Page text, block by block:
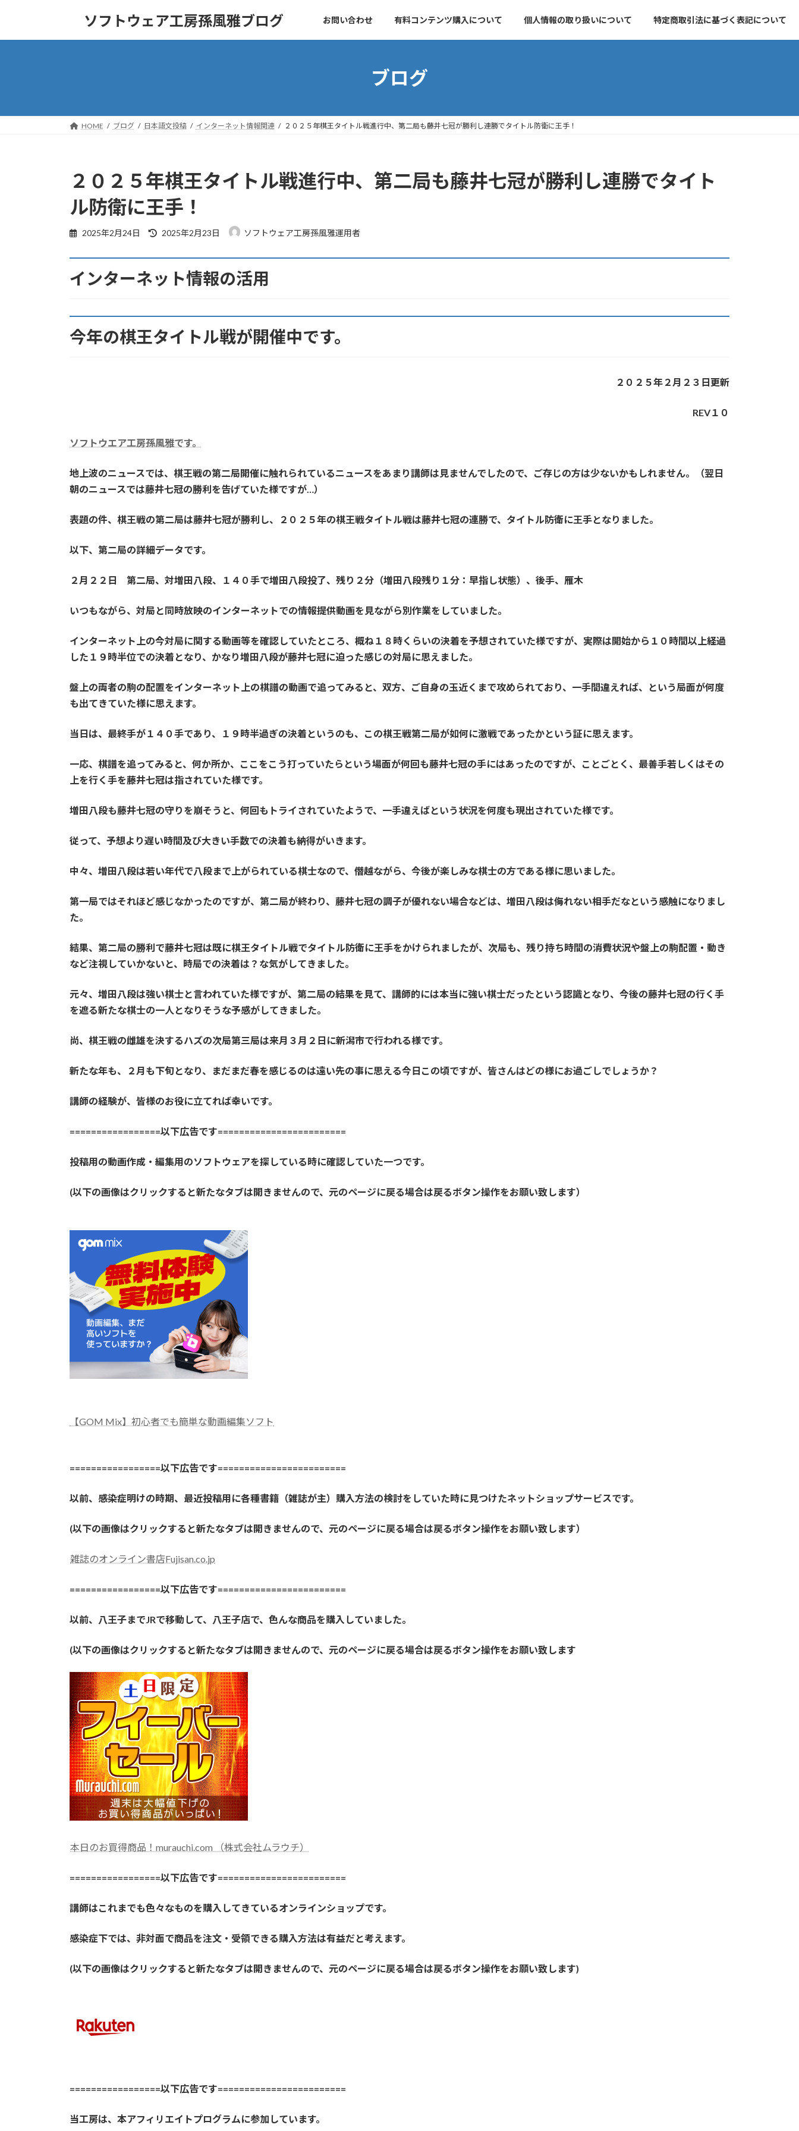
ソフトウェア工房孫風雅ブログ お問い合わせ 有料コンテンツ購入について 個人情報の取り扱いについて 特定商取引法に基づく表記について
ブログ
HOME ブログ 日本語文投稿 インターネット情報関連 ２０２５年棋王タイトル戦進行中、第二局も藤井七冠が勝利し連勝でタイトル防衛に王手！
２０２５年棋王タイトル戦進行中、第二局も藤井七冠が勝利し連勝でタイト
ル防衛に王手！
2025年2月24日
最
日
2025年2月23日 ソフトウェア工房孫風雅運用者
インターネット情報の活用
今年の棋王タイトル戦が開催中です。
２０２５年２月２３日更新
REV１０
ソフトウエア工房孫風雅です。
地上波のニュースでは、棋王戦の第二局開催に触れられているニュースをあまり講師は見ませんでしたので、ご存じの方は少ないかもしれません。（翌日
朝のニュースでは藤井七冠の勝利を告げていた様ですが…）
表題の件、棋王戦の第二局は藤井七冠が勝利し、２０２５年の棋王戦タイトル戦は藤井七冠の連勝で、タイトル防衛に王手となりました。
以下、第二局の詳細データです。
２月２２日 第二局、対増田八段、１４０手で増田八段投了、残り２分（増田八段残り１分：早指し状態）、後手、雁木
いつもながら、対局と同時放映のインターネットでの情報提供動画を見ながら別作業をしていました。
インターネット上の今対局に関する動画等を確認していたところ、概ね１８時くらいの決着を予想されていた様ですが、実際は開始から１０時間以上経過
した１９時半位での決着となり、かなり増田八段が藤井七冠に迫った感じの対局に思えました。
盤上の両者の駒の配置をインターネット上の棋譜の動画で追ってみると、双方、ご自身の玉近くまで攻められており、一手間違えれば、という局面が何度
も出てきていた様に思えます。
当日は、最終手が１４０手であり、１９時半過ぎの決着というのも、この棋王戦第二局が如何に激戦であったかという証に思えます。
一応、棋譜を追ってみると、何か所か、ここをこう打っていたらという場面が何回も藤井七冠の手にはあったのですが、ことごとく、最善手若しくはその
上を行く手を藤井七冠は指されていた様です。
増田八段も藤井七冠の守りを崩そうと、何回もトライされていたようで、一手違えばという状況を何度も現出されていた様です。
従って、予想より遅い時間及び大きい手数での決着も納得がいきます。
中々、増田八段は若い年代で八段まで上がられている棋士なので、僭越ながら、今後が楽しみな棋士の方である様に思いました。
第一局ではそれほど感じなかったのですが、第二局が終わり、藤井七冠の調子が優れない場合などは、増田八段は侮れない相手だなという感触になりまし
た。
結果、第二局の勝利で藤井七冠は既に棋王タイトル戦でタイトル防衛に王手をかけられましたが、次局も、残り持ち時間の消費状況や盤上の駒配置・動き
など注視していかないと、時局での決着は？な気がしてきました。
元々、増田八段は強い棋士と言われていた様ですが、第二局の結果を見て、講師的には本当に強い棋士だったという認識となり、今後の藤井七冠の行く手
を遮る新たな棋士の一人となりそうな予感がしてきました。
尚、棋王戦の雌雄を決するハズの次局第三局は来月３月２日に新潟市で行われる様です。
新たな年も、２月も下旬となり、まだまだ春を感じるのは遠い先の事に思える今日この頃ですが、皆さんはどの様にお過ごしでしょうか？
講師の経験が、皆様のお役に立てれば幸いです。
=================以下広告です========================
投稿用の動画作成・編集用のソフトウェアを探している時に確認していた一つです。
(以下の画像はクリックすると新たなタブは開きませんので、元のページに戻る場合は戻るボタン操作をお願い致します）
【GOM Mix】初心者でも簡単な動画編集ソフト
=================以下広告です========================
以前、感染症明けの時期、最近投稿用に各種書籍（雑誌が主）購入方法の検討をしていた時に見つけたネットショップサービスです。
(以下の画像はクリックすると新たなタブは開きませんので、元のページに戻る場合は戻るボタン操作をお願い致します）
雑誌のオンライン書店Fujisan.co.jp
=================以下広告です========================
以前、八王子までJRで移動して、八王子店で、色んな商品を購入していました。
(以下の画像はクリックすると新たなタブは開きませんので、元のページに戻る場合は戻るボタン操作をお願い致します
本日のお買得商品！murauchi.com （株式会社ムラウチ）
=================以下広告です========================
講師はこれまでも色々なものを購入してきているオンラインショップです。
感染症下では、非対面で商品を注文・受領できる購入方法は有益だと考えます。
(以下の画像はクリックすると新たなタブは開きませんので、元のページに戻る場合は戻るボタン操作をお願い致します)
=================以下広告です========================
当工房は、本アフィリエイトプログラムに参加しています。